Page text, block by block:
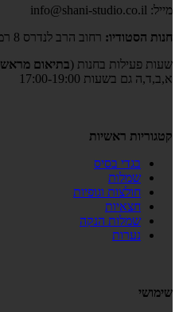
מייל: info@shani-studio.co.il
חנות הסטודיו: רחוב הרב לנדרס 8 רמת גן
שעות פעילות בחנות (בתיאום מראש
א,ב,ד,ה גם בשעות 17:00-19:00
קטגוריות ראשיות
בגדי בסיס
שמלות
חולצות וגופיות
חצאיות
שמלות הנקה
נערות
שימושי